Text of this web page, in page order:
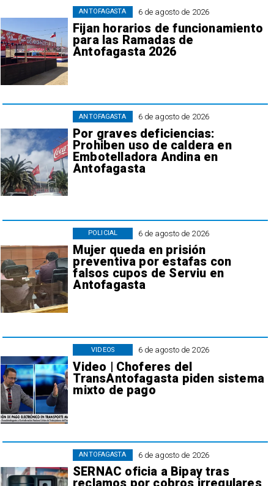
6 de agosto de 2026
Fijan horarios de funcionamiento
para las Ramadas de
Antofagasta 2026
ANTOFAGASTA
6 de agosto de 2026
Por graves deficiencias:
Prohiben uso de caldera en
Embotelladora Andina en
Antofagasta
ANTOFAGASTA
6 de agosto de 2026
Mujer queda en prisión
preventiva por estafas con
falsos cupos de Serviu en
Antofagasta
POLICIAL
6 de agosto de 2026
Video | Choferes del
TransAntofagasta piden sistema
mixto de pago
VIDEOS
6 de agosto de 2026
SERNAC oficia a Bipay tras
ANTOFAGASTA